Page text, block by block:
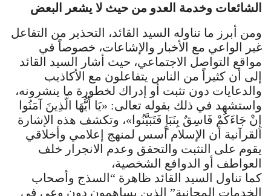
الشائعات وخدمة العدو من حيث لا يشعر البعض
ومن أبرز ما تناوله السيد القائد، التحذير من التفاعل
غير الواعي مع الأخبار والإشاعات، خصوصاً في
مواقع التواصل الاجتماعي، حيث أشار السيد القائد
إلى أن كثيراً من الناس يتفاعلون مع الأكاذيب
والدعايات دون تثبت أو إدراك لخطورة ما ينشرونه،
واستشهد في ذلك بقوله تعالى: «يَا أَيُّهَا الَّذِينَ آمَنُوا
إِنْ جَاءَكُمْ فَاسِقٌ بِنَبَإٍ فَتَبَيَّنُوا»، وتكشف هذه الإشارة
القرآنية أن الإسلام أسس لمنهج إعلامي وأخلاقي
يقوم على التثبت والتحقق وعدم الانجرار خلف
العواطف أو الدوافع الشخصية،
كما تناول السيد القائد ظاهرة “السذج وأصحاب
الخدمات المجانية” الذين يساهمون دون وعي في